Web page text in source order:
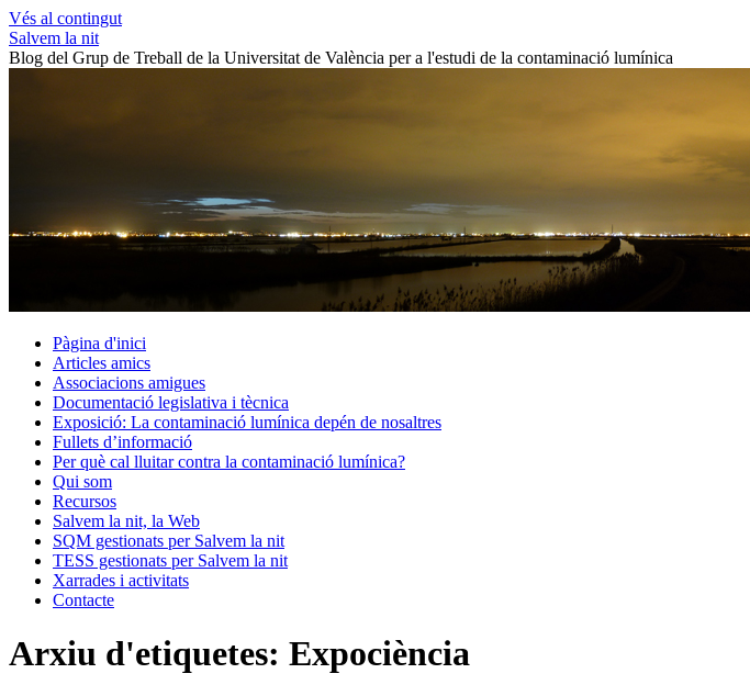
Vés al contingut
Salvem la nit
Blog del Grup de Treball de la Universitat de València per a l'estudi de la contaminació lumínica
Pàgina d'inici
Articles amics
Associacions amigues
Documentació legislativa i tècnica
Exposició: La contaminació lumínica depén de nosaltres
Fullets d’informació
Per què cal lluitar contra la contaminació lumínica?
Qui som
Recursos
Salvem la nit, la Web
SQM gestionats per Salvem la nit
TESS gestionats per Salvem la nit
Xarrades i activitats
Contacte
Arxiu d'etiquetes: Expociència